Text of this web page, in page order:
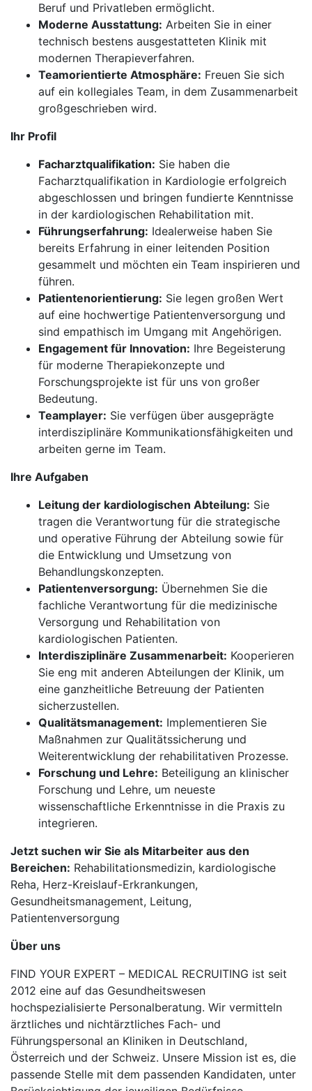
Beruf und Privatleben ermöglicht.
Moderne Ausstattung: Arbeiten Sie in einer
technisch bestens ausgestatteten Klinik mit
modernen Therapieverfahren.
Teamorientierte Atmosphäre: Freuen Sie sich
auf ein kollegiales Team, in dem Zusammenarbeit
großgeschrieben wird.
Ihr Profil
Facharztqualifikation: Sie haben die
Facharztqualifikation in Kardiologie erfolgreich
abgeschlossen und bringen fundierte Kenntnisse
in der kardiologischen Rehabilitation mit.
Führungserfahrung: Idealerweise haben Sie
bereits Erfahrung in einer leitenden Position
gesammelt und möchten ein Team inspirieren und
führen.
Patientenorientierung: Sie legen großen Wert
auf eine hochwertige Patientenversorgung und
sind empathisch im Umgang mit Angehörigen.
Engagement für Innovation: Ihre Begeisterung
für moderne Therapiekonzepte und
Forschungsprojekte ist für uns von großer
Bedeutung.
Teamplayer: Sie verfügen über ausgeprägte
interdisziplinäre Kommunikationsfähigkeiten und
arbeiten gerne im Team.
Ihre Aufgaben
Leitung der kardiologischen Abteilung: Sie
tragen die Verantwortung für die strategische
und operative Führung der Abteilung sowie für
die Entwicklung und Umsetzung von
Behandlungskonzepten.
Patientenversorgung: Übernehmen Sie die
fachliche Verantwortung für die medizinische
Versorgung und Rehabilitation von
kardiologischen Patienten.
Interdisziplinäre Zusammenarbeit: Kooperieren
Sie eng mit anderen Abteilungen der Klinik, um
eine ganzheitliche Betreuung der Patienten
sicherzustellen.
Qualitätsmanagement: Implementieren Sie
Maßnahmen zur Qualitätssicherung und
Weiterentwicklung der rehabilitativen Prozesse.
Forschung und Lehre: Beteiligung an klinischer
Forschung und Lehre, um neueste
wissenschaftliche Erkenntnisse in die Praxis zu
integrieren.
Jetzt suchen wir Sie als Mitarbeiter aus den
Bereichen: Rehabilitationsmedizin, kardiologische
Reha, Herz-Kreislauf-Erkrankungen,
Gesundheitsmanagement, Leitung,
Patientenversorgung
Über uns
FIND YOUR EXPERT – MEDICAL RECRUITING ist seit
2012 eine auf das Gesundheitswesen
hochspezialisierte Personalberatung. Wir vermitteln
ärztliches und nichtärztliches Fach- und
Führungspersonal an Kliniken in Deutschland,
Österreich und der Schweiz. Unsere Mission ist es, die
passende Stelle mit dem passenden Kandidaten, unter